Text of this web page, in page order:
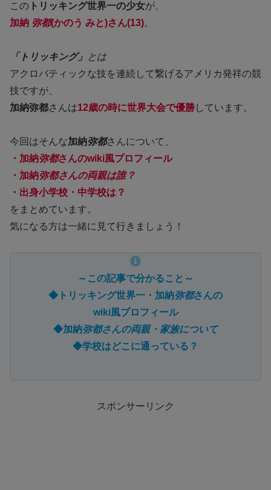
この トリッキング世界一の少女が、
加納 弥都(かのう みと)さん(13)。
「トリッキング」 とは
アクロバティックな技を連続して繋げるアメリカ発祥の競
技ですが、
加納弥都さんは12歳の時に世界大会で優勝 しています。
今回はそんな加納弥都さんについて、
・加納弥都さんのwiki風プロフィール
・加納弥都さんの両親は誰？
・出身小学校・中学校は？
をまとめています。
気になる方は一緒に見て行きましょう！
～この記事で分かること～
◆トリッキング世界一・加納弥都さんの
wiki風プロフィール
◆加納弥都さんの両親・家族について
◆学校はどこに通っている？
スポンサーリンク